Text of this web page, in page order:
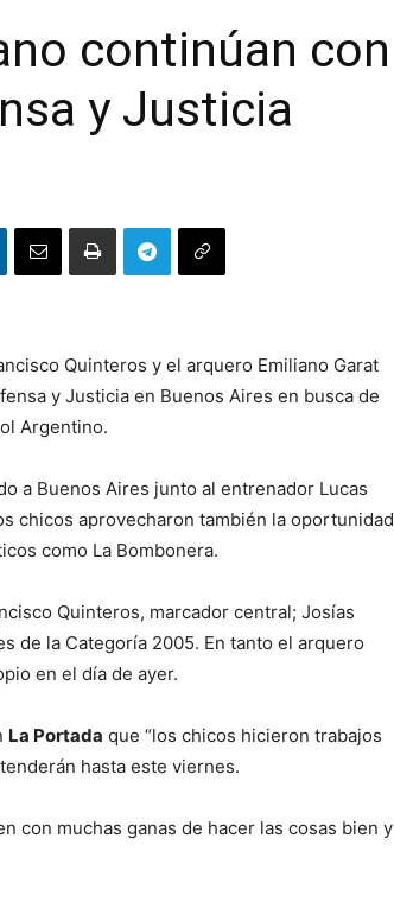
continúan con
y Justicia
Quinteros y el arquero Emiliano Garat
y Justicia en Buenos Aires en busca de
Argentino.
a Buenos Aires junto al entrenador Lucas
chicos aprovecharon también la oportunidad
como La Bombonera.
Quinteros, marcador central; Josías
de la Categoría 2005. En tanto el arquero
en el día de ayer.
La Portada que “los chicos hicieron trabajos
hasta este viernes.
con muchas ganas de hacer las cosas bien y